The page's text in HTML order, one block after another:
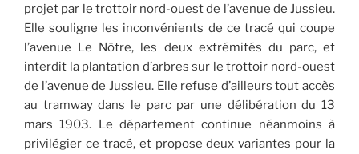
projet par le trottoir nord-ouest de l’avenue de Jussieu.
Elle souligne les inconvénients de ce tracé qui coupe
l’avenue Le Nôtre, les deux extrémités du parc, et
interdit la plantation d’arbres sur le trottoir nord-ouest
de l’avenue de Jussieu. Elle refuse d’ailleurs tout accès
au tramway dans le parc par une délibération du 13
mars 1903. Le département continue néanmoins à
privilégier ce tracé, et propose deux variantes pour la